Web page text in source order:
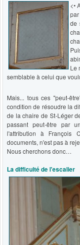
<•
de
Le
semblable à celui que
Mais... tous ces "peut-
condition de résoudre la
de la chaire de St-Léger
passant peut-être par
l'attribution à François
documents, n'est pas à
Nous cherchons donc…
La difficulté de l'escalier